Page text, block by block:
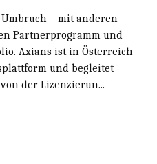
– mit anderen
Partnerprogramm und
Axians ist in Österreich
und begleitet
der Lizenzierun...